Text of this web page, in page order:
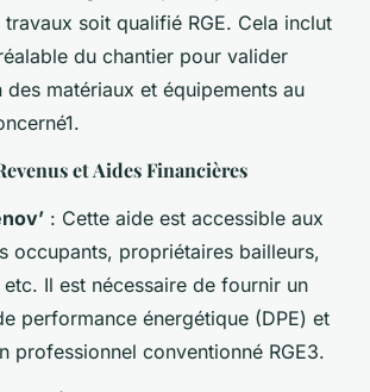
travaux soit qualifié RGE. Cela inclut
du chantier pour valider
des matériaux et équipements au
et Aides Financières
: Cette aide est accessible aux
occupants, propriétaires bailleurs,
Il est nécessaire de fournir un
performance énergétique (DPE) et
professionnel conventionné RGE3.